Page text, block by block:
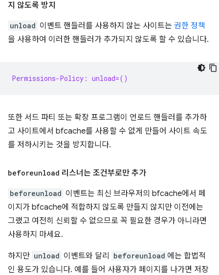
지 않도록 방지
unload 이벤트 핸들러를 사용하지 않는 사이트는 권한 정책
을 사용하여 이러한 핸들러가 추가되지 않도록 할 수 있습니다.
Permissions-Policy: unload=()
또한 서드 파티 또는 확장 프로그램이 언로드 핸들러를 추가하
고 사이트에서 bfcache를 사용할 수 없게 만들어 사이트 속도
를 저하시키는 것을 방지합니다.
beforeunload 리스너는 조건부로만 추가
beforeunload 이벤트는 최신 브라우저의 bfcache에서 페
이지가 bfcache에 적합하지 않도록 만들지 않지만 이전에는
그랬고 여전히 신뢰할 수 없으므로 꼭 필요한 경우가 아니라면
사용하지 마세요.
하지만 unload 이벤트와 달리 beforeunload 에는 합법적
인 용도가 있습니다. 예를 들어 사용자가 페이지를 나가면 저장